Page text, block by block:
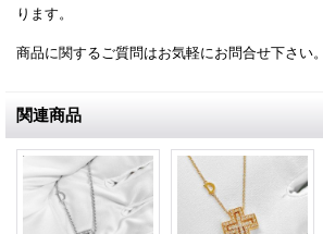
ります。
商品に関するご質問はお気軽にお問合せ下さい。
関連商品